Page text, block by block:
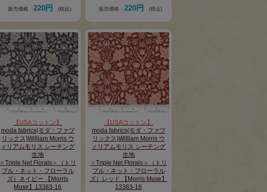
販売価格 220円 (税込) 販売価格 220円 (税込)
【USAコットン】
moda fabrics(モダ・ファブ
リックス)William Morris ウ
ィリアムモリス シーチング
生地
＜Triple Net Florals＞（トリ
プル・ネット・フローラル
ズ）ネイビー 【Morris
Muse】13383-16
【USAコットン】
moda fabrics(モダ・ファブ
リックス)William Morris ウ
ィリアムモリス シーチング
生地
＜Triple Net Florals＞（トリ
プル・ネット・フローラル
ズ）レッド 【Morris Muse】
13383-18